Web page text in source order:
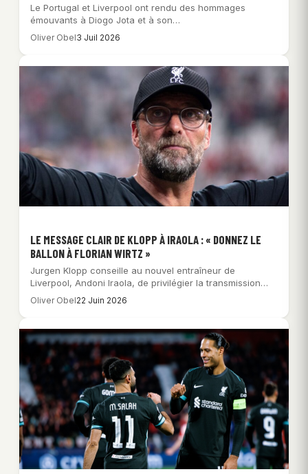
Le Portugal et Liverpool ont rendu des hommages
émouvants à Diogo Jota et à son…
Oliver Obel3 Juil 2026
LE MESSAGE CLAIR DE KLOPP À IRAOLA : « DONNEZ LE
BALLON À FLORIAN WIRTZ »
Jurgen Klopp conseille au nouvel entraîneur de
Liverpool, Andoni Iraola, de privilégier la transmission
du…
Oliver Obel22 Juin 2026